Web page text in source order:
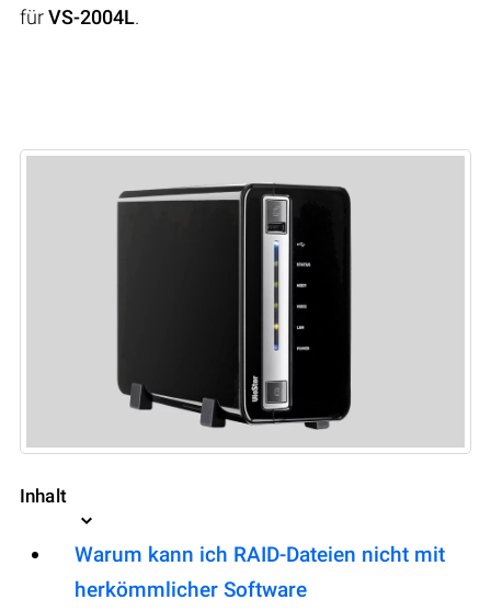
fürVS-2004L.
Inhalt
Warum kann ich RAID-Dateien nicht mit
herkömmlicher Software